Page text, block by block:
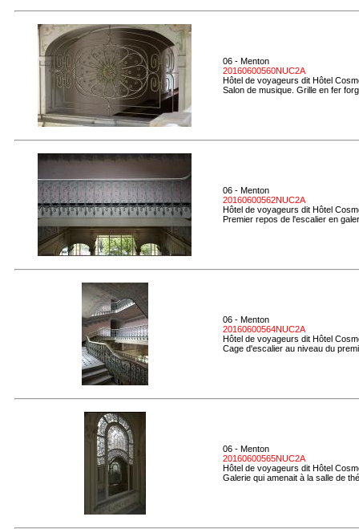
06 - Menton
20160600560NUC2A
Hôtel de voyageurs dit Hôtel
Salon de musique. Grille en fer
06 - Menton
20160600562NUC2A
Hôtel de voyageurs dit Hôtel
Premier repos de l'escalier en
06 - Menton
20160600564NUC2A
Hôtel de voyageurs dit Hôtel
Cage d'escalier au niveau du
06 - Menton
20160600565NUC2A
Hôtel de voyageurs dit Hôtel
Galerie qui amenait à la salle de